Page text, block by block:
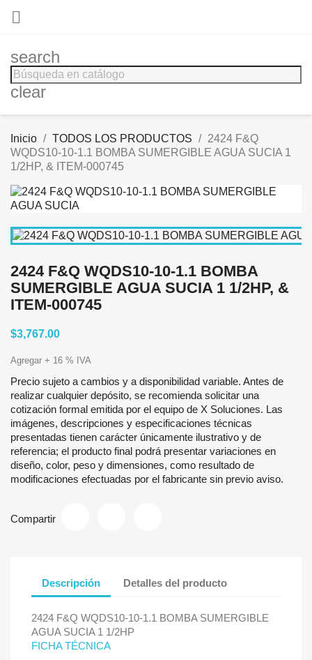

search
clear
Inicio TODOS LOS PRODUCTOS
2424 F&Q
WQDS10-10-1.1 BOMBA SUMERGIBLE AGUA SUCIA 1
1/2HP, & ITEM-000745
2424 F&Q WQDS10-10-1.1 BOMBA
SUMERGIBLE AGUA SUCIA 1 1/2HP, &
ITEM-000745
$3,767.00
Agregar + 16 % IVA
Precio sujeto a cambios y a disponibilidad variable. Antes de
realizar cualquier depósito, se recomienda solicitar una
cotización formal emitida por el equipo de X Soluciones. Las
imágenes, descripciones y especificaciones técnicas
presentadas tienen carácter únicamente ilustrativo y de
referencia; el producto final podrá presentar variaciones en
diseño, color, peso y dimensiones, como resultado de
modificaciones efectuadas por el fabricante sin previo aviso.
Compartir
Descripción Detalles del producto
2424 F&Q WQDS10-10-1.1 BOMBA SUMERGIBLE
AGUA SUCIA 1 1/2HP
FICHA TÉCNICA